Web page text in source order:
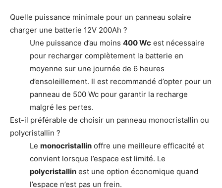
Quelle puissance minimale pour un panneau solaire
charger une batterie 12V 200Ah ?
Une puissance d’au moins 400 Wc est nécessaire
pour recharger complètement la batterie en
moyenne sur une journée de 6 heures
d’ensoleillement. Il est recommandé d’opter pour un
panneau de 500 Wc pour garantir la recharge
malgré les pertes.
Est-il préférable de choisir un panneau monocristallin ou
polycristallin ?
Le monocristallin offre une meilleure efficacité et
convient lorsque l’espace est limité. Le
polycristallin est une option économique quand
l’espace n’est pas un frein.